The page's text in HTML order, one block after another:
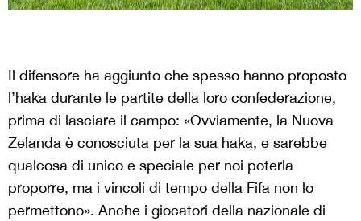
Il difensore ha aggiunto che spesso hanno proposto
l’haka durante le partite della loro confederazione,
prima di lasciare il campo: «Ovviamente, la Nuova
Zelanda è conosciuta per la sua haka, e sarebbe
qualcosa di unico e speciale per noi poterla
proporre, ma i vincoli di tempo della Fifa non lo
permettono». Anche i giocatori della nazionale di